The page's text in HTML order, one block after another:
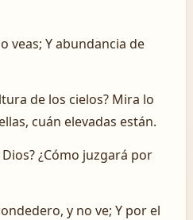
veas; Y abundancia de
de los cielos? Mira lo
cuán elevadas están.
¿Cómo juzgará por
y no ve; Y por el